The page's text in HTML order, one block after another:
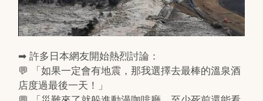
➡ 許多日本網友開始熱烈討論：
💬 「如果一定會有地震，那我選擇去最棒的溫泉酒
店度過最後一天！」